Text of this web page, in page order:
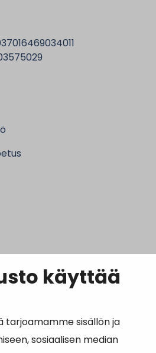
käyttää
tarjoamamme sisällön ja
sosiaalisen median